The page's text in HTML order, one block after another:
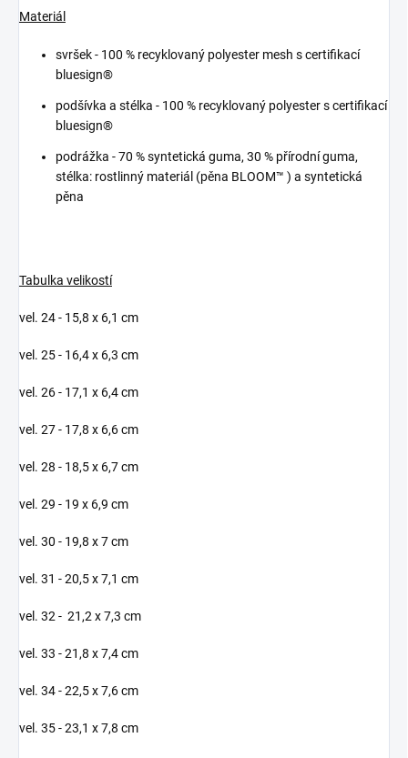
Materiál
svršek - 100 % recyklovaný polyester mesh s certifikací
bluesign®
podšívka a stélka - 100 % recyklovaný polyester s certifikací
bluesign®
podrážka -70 % syntetická guma, 30 % přírodní guma,
stélka: rostlinný materiál (pěna BLOOM™ ) a syntetická
pěna
Tabulka velikostí
vel. 24 - 15,8 x 6,1 cm
vel. 25 - 16,4 x 6,3 cm
vel. 26 - 17,1 x 6,4 cm
vel. 27 - 17,8 x 6,6 cm
vel. 28 - 18,5 x 6,7 cm
vel. 29 - 19 x 6,9 cm
vel. 30 - 19,8 x 7 cm
vel. 31 - 20,5 x 7,1 cm
vel. 32 - 21,2 x 7,3 cm
vel. 33 - 21,8 x 7,4 cm
vel. 34 - 22,5 x 7,6 cm
vel. 35 - 23,1 x 7,8 cm